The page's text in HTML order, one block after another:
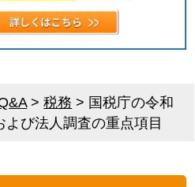
>税務 > 国税庁の令和
よび法人調査の重点項目